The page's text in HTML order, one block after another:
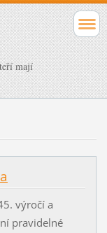
mají
výročí a
pravidelné